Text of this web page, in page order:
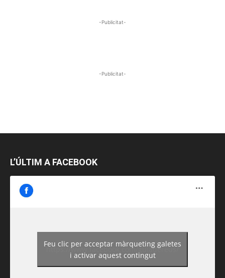
-Publicitat-
-Publicitat-
L’ÚLTIM A FACEBOOK
https://www.facebook.com/guiadereus/
Feu clic per acceptar màrqueting galetes
i activar aquest contingut